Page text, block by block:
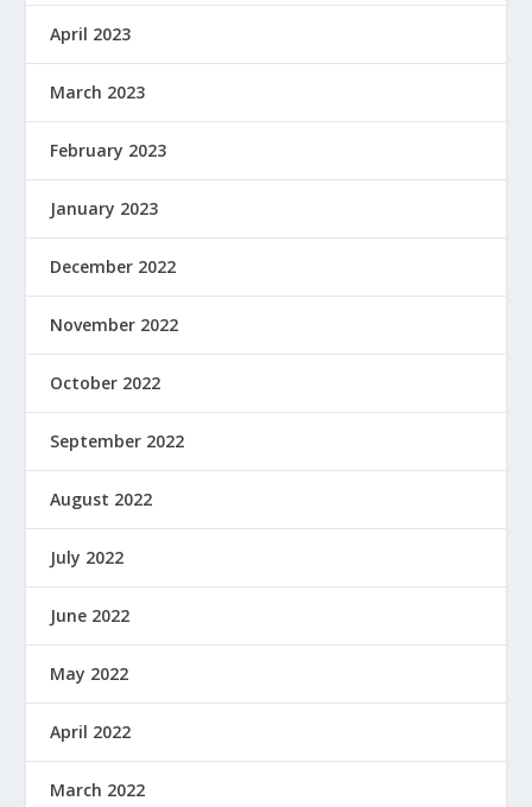
April 2023
March 2023
February 2023
January 2023
December 2022
November 2022
October 2022
September 2022
August 2022
July 2022
June 2022
May 2022
April 2022
March 2022